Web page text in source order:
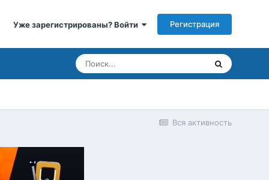
Уже зарегистрированы? Войти Регистрация
Вся активность